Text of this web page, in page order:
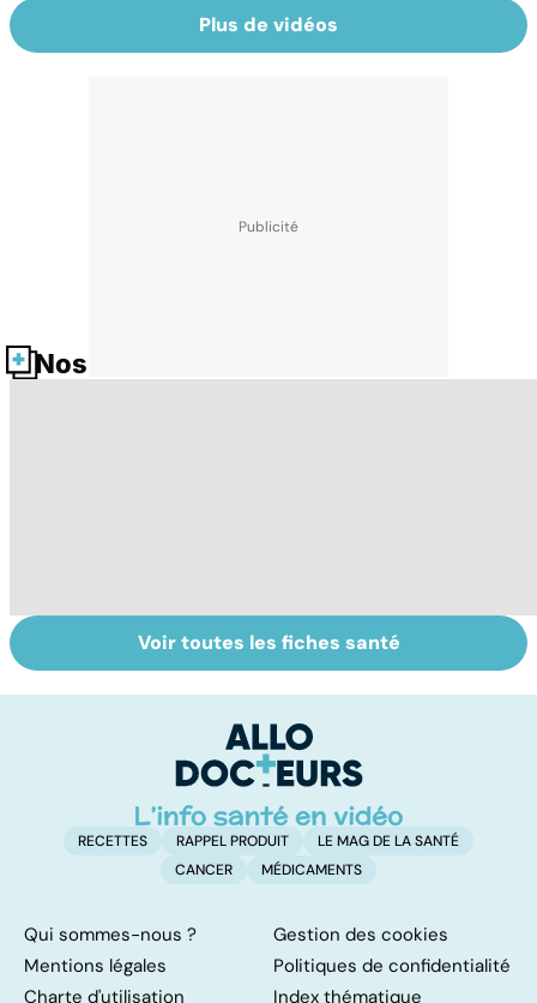
Plus de vidéos
Nos fiches santé
Mediator® : le
début d'une
À chacune sa
contraception !
Voir toutes les fiches santé
RECETTES RAPPEL PRODUIT
LE MAG DE LA SANTÉ
CANCER
MÉDICAMENTS
Qui sommes-nous ?
Gestion des cookies
Mentions légales
Politiques de confidentialité
Charte d'utilisation
Index thématique